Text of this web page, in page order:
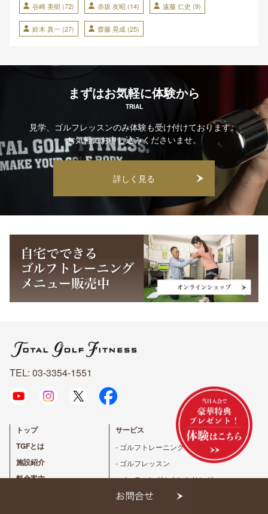
谷崎 美樹 (72) 赤坂 友昭 (14) 遠藤 仁史 (9)
鈴木 真一 (27) 齋藤 晃成 (25)
まずはお気軽に体験から
TRIAL
見学、ゴルフレッスンのみ体験も受け付けております。
お気軽にお申し込みくださいませ。
詳しく見る
TEL: 03-3354-1551
トップ
TGFとは
施設紹介
料金案内
サービス
- ゴルフトレーニング
- ゴルフレッスン
- パッティングカウンセリング
- 1DAY飛距離アッププログラム